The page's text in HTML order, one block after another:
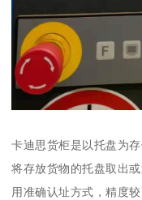
卡迪思货柜是以托盘为
将存放货物的托盘取出
用准确认址方式，精度